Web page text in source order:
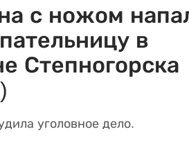
с ножом
в
Степногорска
уголовное дело.